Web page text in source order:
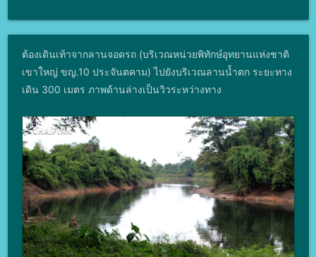
ต้องเดินเท้าจากลานจอดรถ (บริเวณหน่วยพิทักษ์อุทยานแห่งชาติ
เขาใหญ่ ขญ.10 ประจันตคาม) ไปยังบริเวณลานน้ำตก ระยะทาง
เดิน 300 เมตร ภาพด้านล่างเป็นวิวระหว่างทาง